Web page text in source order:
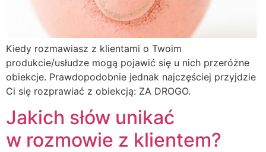
Kiedy rozmawiasz z klientami o Twoim
produkcie/usłudze mogą pojawić się u nich przeróżne
obiekcje. Prawdopodobnie jednak najczęściej przyjdzie
Ci się rozprawiać z obiekcją: ZA DROGO.
Jakich słów unikać
w rozmowie z klientem?